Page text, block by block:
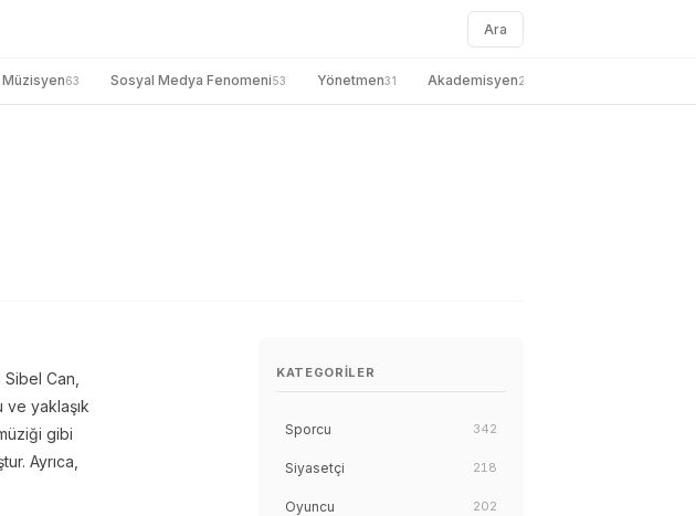
Ara
Müzisyen63 Sosyal Medya Fenomeni53 Yönetmen31 Akademisyen27
Can,
ve yaklaşık
gibi
Ayrıca,
KATEGORILER
Sporcu 342
Siyasetçi 218
Oyuncu 202